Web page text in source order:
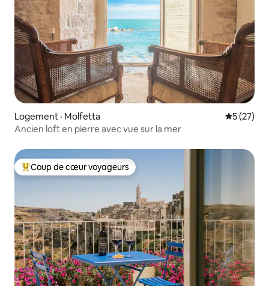
Logement · Molfetta Note
5 (27)
Ancien loft en pierre avec vue sur la mer
Coup de cœur voyageurs parmi les plus aimés
Coup de cœur voyageurs